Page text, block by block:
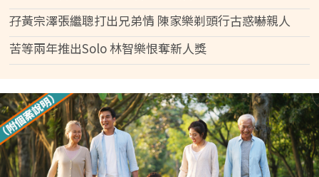
孖黃宗澤張繼聰打出兄弟情 陳家樂剃頭行古惑嚇親人
苦等兩年推出Solo 林智樂恨奪新人獎